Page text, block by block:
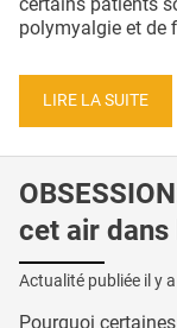
polymyalgie et de
LIRE LA SUITE
cet air dans
Actualité publiée il y a
Pourquoi